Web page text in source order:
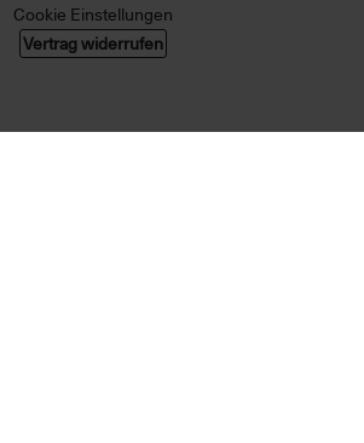
Cookie Einstellungen
Vertrag widerrufen